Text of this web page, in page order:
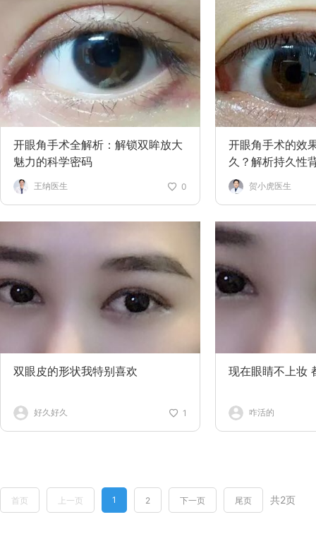
开眼角手术全解析：解锁双眸放大
魅力的科学密码
王纳医生 0
开眼角手术的效
久？解析持久性
贺小虎医生
双眼皮的形状我特别喜欢
好久好久 1
现在眼睛不上妆
咋活的
首页 上一页 1 2 下一页 尾页 共2页